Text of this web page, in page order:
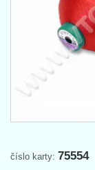
číslo karty: 75554